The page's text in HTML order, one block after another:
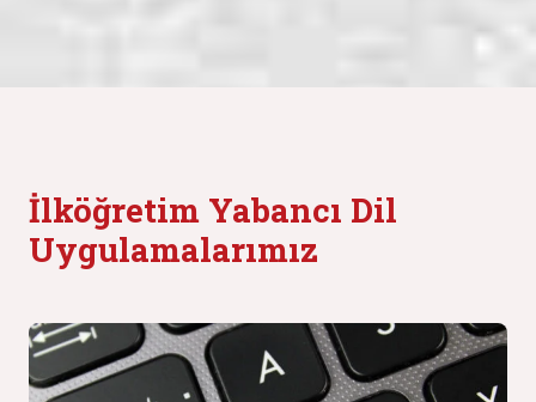
İlköğretim Yabancı Dil
Uygulamalarımız